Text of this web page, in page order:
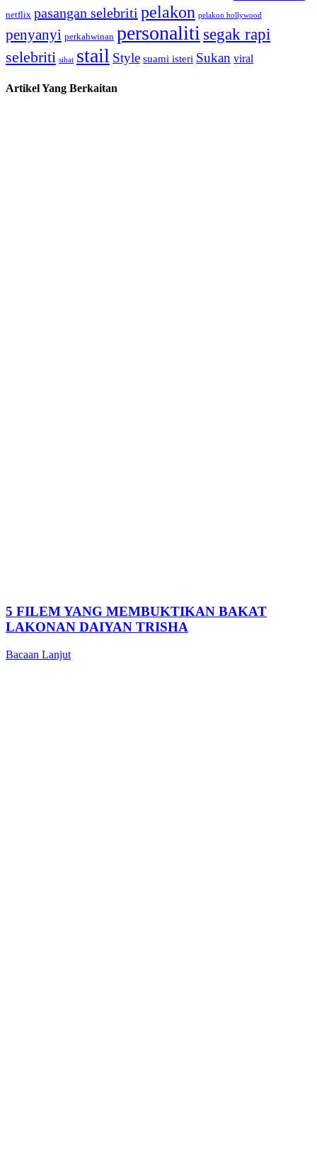
netflix pasangan selebriti pelakon pelakon hollywood
penyanyi perkahwinan personaliti segak rapi
selebriti sihat stail Style suami isteri Sukan viral
Artikel Yang Berkaitan
5 FILEM YANG MEMBUKTIKAN BAKAT
LAKONAN DAIYAN TRISHA
Bacaan Lanjut